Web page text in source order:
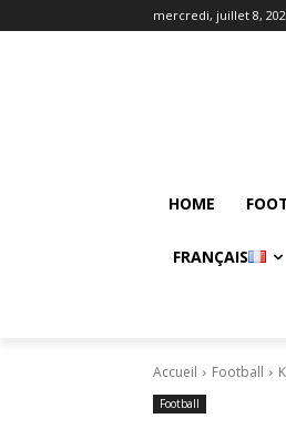
mercredi, juillet 8,
HOME
FRANÇAIS
Accueil Football
Football